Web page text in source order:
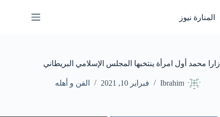
إلى
المحتوى
المنارة نيوز
زارا محمد أول امرأة ينتخبها المجلس الإسلامي البريطاني
Ibrahim فبراير 10, 2021 الفن و أهله